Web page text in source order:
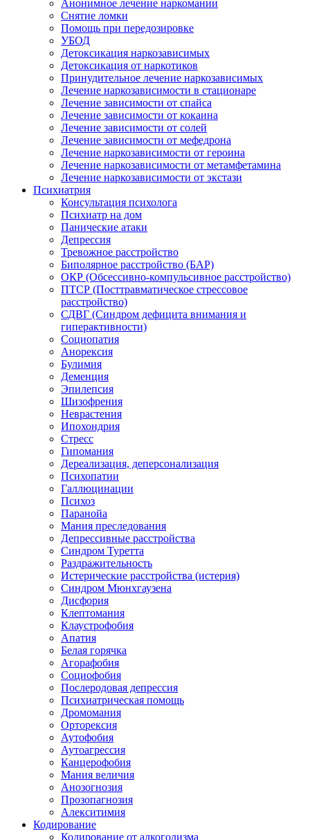
Анонимное лечение наркомании
Снятие ломки
Помощь при передозировке
УБОД
Детоксикация наркозависимых
Детоксикация от наркотиков
Принудительное лечение наркозависимых
Лечение наркозависимости в стационаре
Лечение зависимости от спайса
Лечение зависимости от кокаина
Лечение зависимости от солей
Лечение зависимости от мефедрона
Лечение наркозависимости от героина
Лечение наркозависимости от метамфетамина
Лечение наркозависимости от экстази
Психиатрия
Консультация психолога
Психиатр на дом
Панические атаки
Депрессия
Тревожное расстройство
Биполярное расстройство (БАР)
ОКР (Обсессивно-компульсивное расстройство)
ПТСР (Посттравматическое стрессовое
расстройство)
СДВГ (Синдром дефицита внимания и
гиперактивности)
Социопатия
Анорексия
Булимия
Деменция
Эпилепсия
Шизофрения
Неврастения
Ипохондрия
Стресс
Гипомания
Дереализация, деперсонализация
Психопатии
Галлюцинации
Психоз
Паранойа
Мания преследования
Депрессивные расстройства
Синдром Туретта
Раздражительность
Истерические расстройства (истерия)
Синдром Мюнхгаузена
Дисфория
Клептомания
Клаустрофобия
Апатия
Белая горячка
Агорафобия
Социофобия
Послеродовая депрессия
Психиатрическая помощь
Дромомания
Орторексия
Аутофобия
Аутоагрессия
Канцерофобия
Мания величия
Анозогнозия
Прозопагнозия
Алекситимия
Кодирование
Кодирование от алкоголизма